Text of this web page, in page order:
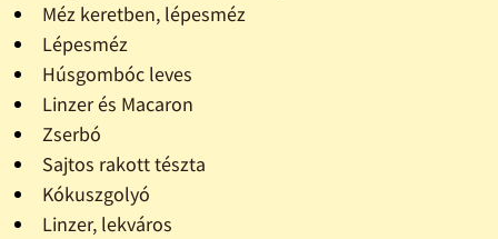
Méz keretben, lépesméz
Lépesméz
Húsgombóc leves
Linzer és Macaron
Zserbó
Sajtos rakott tészta
Kókuszgolyó
Linzer, lekváros